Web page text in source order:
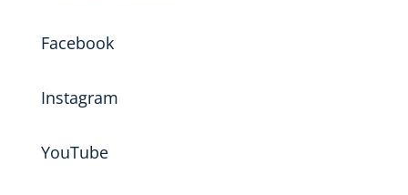
Facebook
Instagram
YouTube